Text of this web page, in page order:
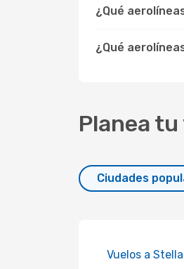
¿Qué
¿Qué
Planea
Ciudades
Vuelos a